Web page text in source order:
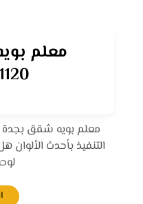
معلم
معلم بويه شقق بجدة
التنفيذ بأحدث